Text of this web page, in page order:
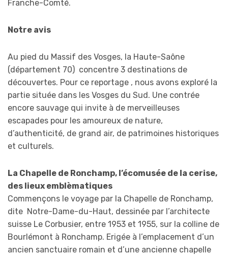
Franche-Comté.
Notre avis
Au pied du Massif des Vosges, la Haute-Saône
(département 70) concentre 3 destinations de
découvertes. Pour ce reportage , nous avons exploré la
partie située dans les Vosges du Sud. Une contrée
encore sauvage qui invite à de merveilleuses
escapades pour les amoureux de nature,
d’authenticité, de grand air, de patrimoines historiques
et culturels.
La Chapelle de Ronchamp, l’écomusée de la cerise,
des lieux emblèmatiques
Commençons le voyage par la Chapelle de Ronchamp,
dite Notre-Dame-du-Haut, dessinée par l’architecte
suisse Le Corbusier, entre 1953 et 1955, sur la colline de
Bourlémont à Ronchamp. Erigée à l’emplacement d’un
ancien sanctuaire romain et d’une ancienne chapelle